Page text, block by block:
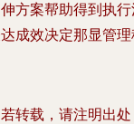
方案帮助得到执
成效决定那显管
转载，请注明出处